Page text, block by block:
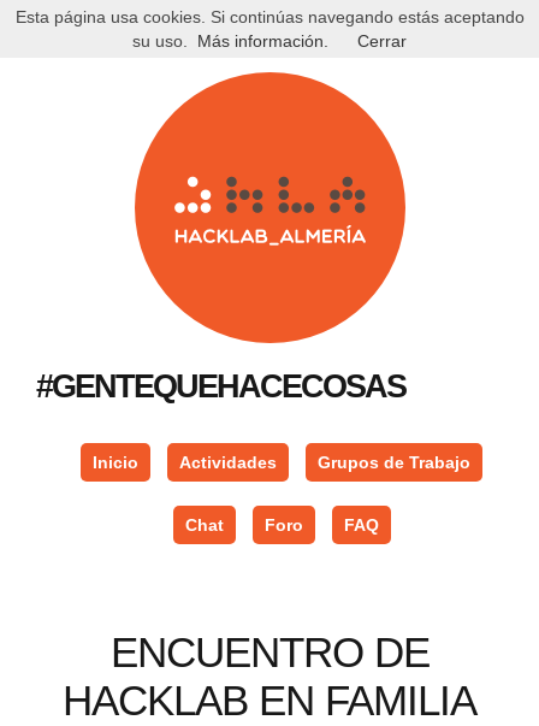
#GENTEQUEHACECOSAS
Inicio Actividades Grupos de Trabajo
Chat Foro FAQ
ENCUENTRO DE
HACKLAB EN FAMILIA
Esta página usa cookies. Si continúas navegando estás aceptando
su uso.
Más información. Cerrar